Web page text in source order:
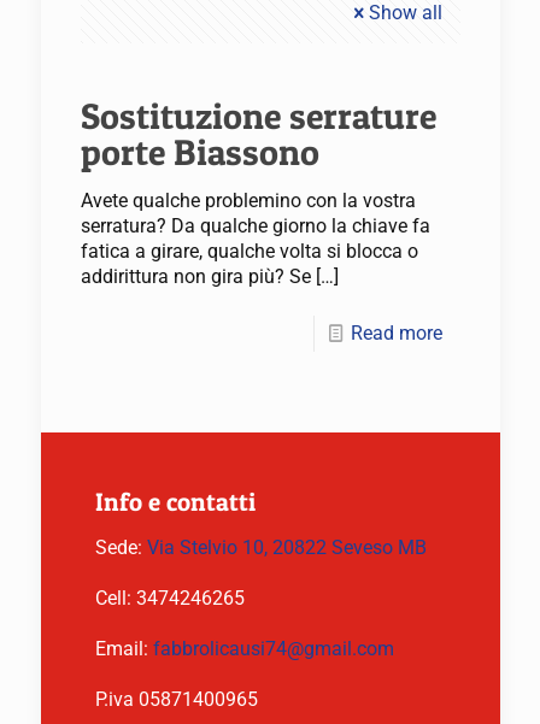
Show all
Sostituzione serrature
porte Biassono
Avete qualche problemino con la vostra
serratura? Da qualche giorno la chiave fa
fatica a girare, qualche volta si blocca o
addirittura non gira più? Se[…]
Read more
Info e contatti
Sede: Via Stelvio 10, 20822 Seveso MB
Cell: 3474246265
Email: fabbrolicausi74@gmail.com
P.iva 05871400965